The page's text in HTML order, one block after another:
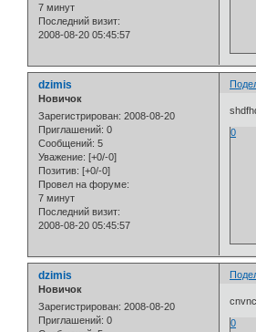
7 минут
Последний визит:
2008-08-20 05:45:57
dzimis
Новичок
Зарегистрирован: 2008-08-20
Приглашений: 0
Сообщений: 5
Уважение: [+0/-0]
Позитив: [+0/-0]
Провел на форуме:
7 минут
Последний визит:
2008-08-20 05:45:57
0
dzimis
Новичок
Зарегистрирован: 2008-08-20
Приглашений: 0
0